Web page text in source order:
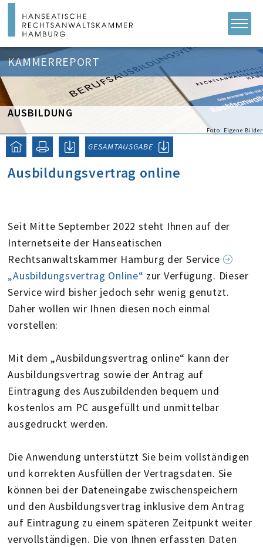
KAMMERREPORT
Foto: Eigene Bilder
AUSBILDUNG
GESAMTAUSGABE
Ausbildungsvertrag online
Seit Mitte September 2022 steht Ihnen auf der
Internetseite der Hanseatischen
Rechtsanwaltskammer Hamburg der Service
„Ausbildungsvertrag Online“ zur Verfügung. Dieser
Service wird bisher jedoch sehr wenig genutzt.
Daher wollen wir Ihnen diesen noch einmal
vorstellen:
Mit dem „Ausbildungsvertrag online“ kann der
Ausbildungsvertrag sowie der Antrag auf
Eintragung des Auszubildenden bequem und
kostenlos am PC ausgefüllt und unmittelbar
ausgedruckt werden.
Die Anwendung unterstützt Sie beim vollständigen
und korrekten Ausfüllen der Vertragsdaten. Sie
können bei der Dateneingabe zwischenspeichern
und den Ausbildungsvertrag inklusive dem Antrag
auf Eintragung zu einem späteren Zeitpunkt weiter
vervollständigen. Die von Ihnen erfassten Daten